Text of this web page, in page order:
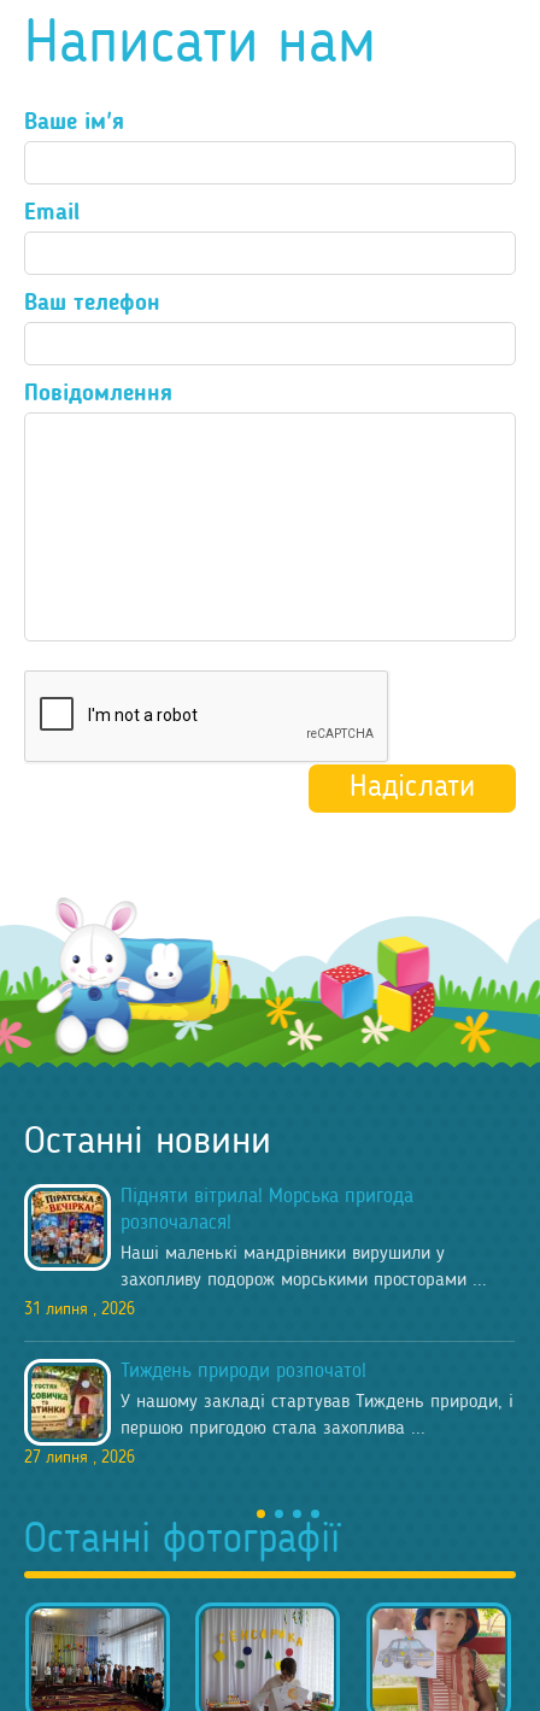
Написати нам
Ваше ім'я
Email
Ваш телефон
Повідомлення
Останні новини
​Підняти вітрила! Морська пригода
розпочалася!
Наші маленькі мандрівники вирушили у
захопливу подорож морськими просторами ...
31 липня , 2026
​Тиждень природи розпочато!
У нашому закладі стартував Тиждень природи, і
першою пригодою стала захоплива ...
27 липня , 2026
Останні фотографії